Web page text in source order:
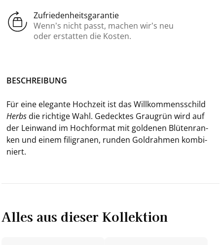
Zufriedenheitsgarantie
Wenn’s nicht passt, machen wir’s neu
oder erstatten die Kosten.
BE­SCHREI­BUNG
Für eine ele­gan­te Hoch­zeit ist das Will­kom­mens­schild
Herbs die rich­ti­ge Wahl. Ge­deck­tes Grau­grün wird auf
der Lein­wand im Hoch­for­mat mit gol­de­nen Blü­ten­ran­
ken und einem fi­li­gra­nen, run­den Gold­rah­men kom­bi­
niert.
Alles aus dieser Kollektion